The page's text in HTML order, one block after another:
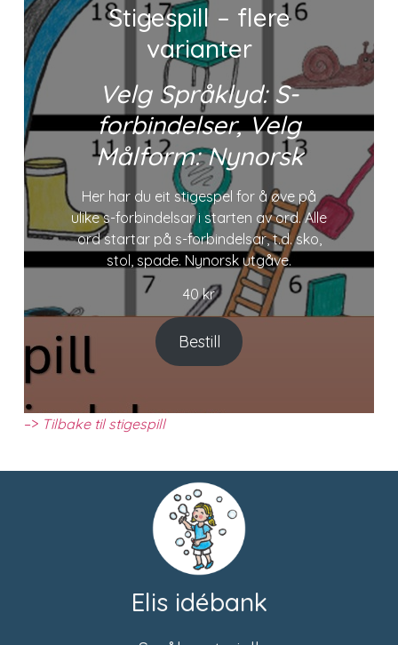
Stigespill – flere
varianter
Velg Språklyd: S-
forbindelser, Velg
Målform: Nynorsk
Her har du eit stigespel for å øve på
ulike s-forbindelsar i starten av ord. Alle
ord startar på s-forbindelsar, t.d. sko,
stol, spade. Nynorsk utgåve.
40kr
Bestill
–> Tilbake til stigespill
Elis idébank